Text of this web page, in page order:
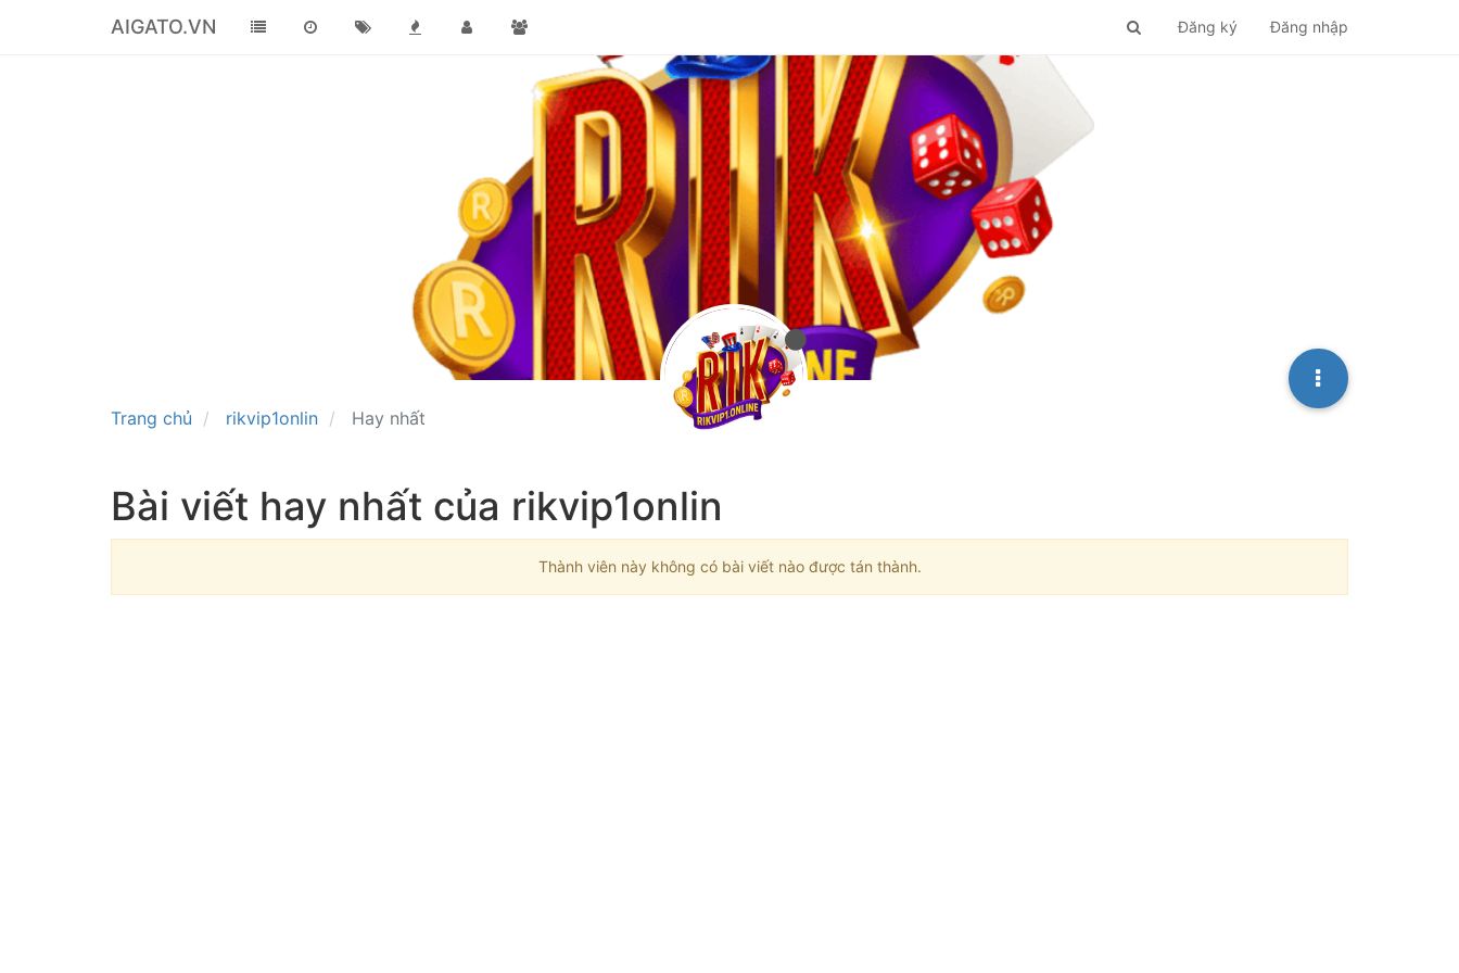
AIGATO.VN Đăng ký Đăng nhập
Trang chủ rikvip1onlin Hay nhất
Bài viết hay nhất của rikvip1onlin
Thành viên này không có bài viết nào được tán thành.